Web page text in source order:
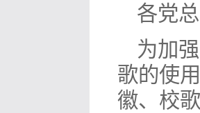
各党
为加
歌的使
徽、校